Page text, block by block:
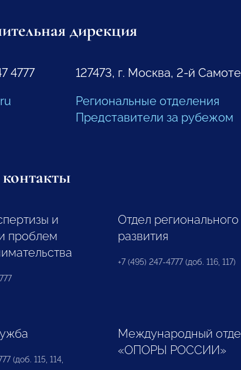
дирекция
4777
127473, г. Москва, 2-й
Региональные отделения
Представители за рубежом
и
проблем
Отдел регионального
развития
+7 (495) 247-4777 (доб. 116, 117)
(доб. 115, 114,
Международный
«ОПОРЫ РОССИИ»